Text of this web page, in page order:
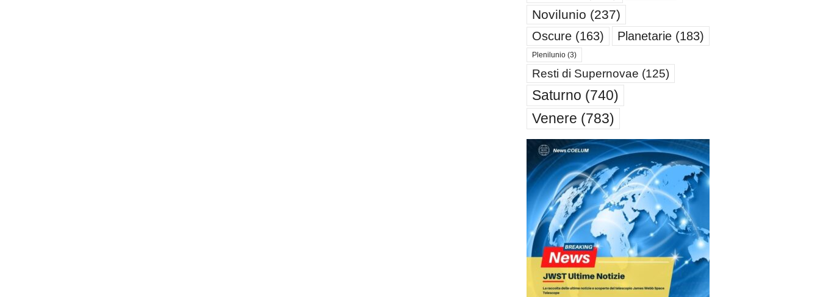
Novilunio (237)
Oscure(163) Planetarie(183)
Plenilunio(3)
Resti di Supernovae (125)
Saturno (740)
Venere (783)